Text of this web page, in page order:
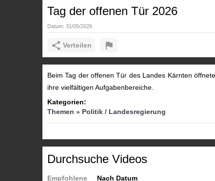
Tag der offenen Tür 2026
Datum: 31/05/2026
Verteilen
Beim Tag der offenen Tür des Landes Kärnten
ihre vielfältigen Aufgabenbereiche.
Kategorien:
Themen » Politik / Landesregierung
Tags:
Durchsuche Videos
Empfohlene Nach Datum